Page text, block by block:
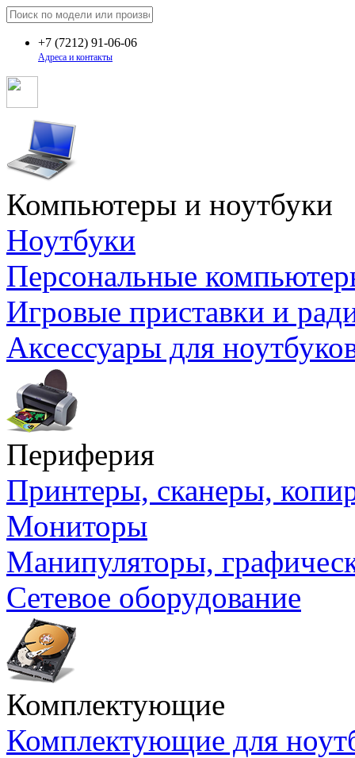
+7 (7212) 91-06-06
Адреса и контакты
Компьютеры и ноутбуки
Ноутбуки
Персональные
Игровые приставки и
Аксессуары для
Периферия
Принтеры, сканеры,
Мониторы
Манипуляторы,
Сетевое оборудование
Комплектующие
Комплектующие для